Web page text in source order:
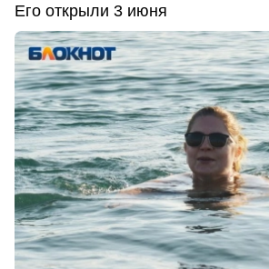
Его открыли 3 июня